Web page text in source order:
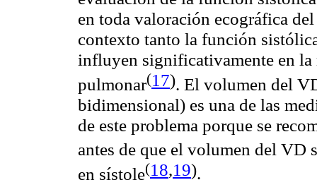
en toda valoración ecográfica
contexto tanto la función
influyen significativamente en
pulmonar(17). El volumen del
bidimensional) es una de las
de este problema porque se
antes de que el volumen del VD
en sístole(18,19).